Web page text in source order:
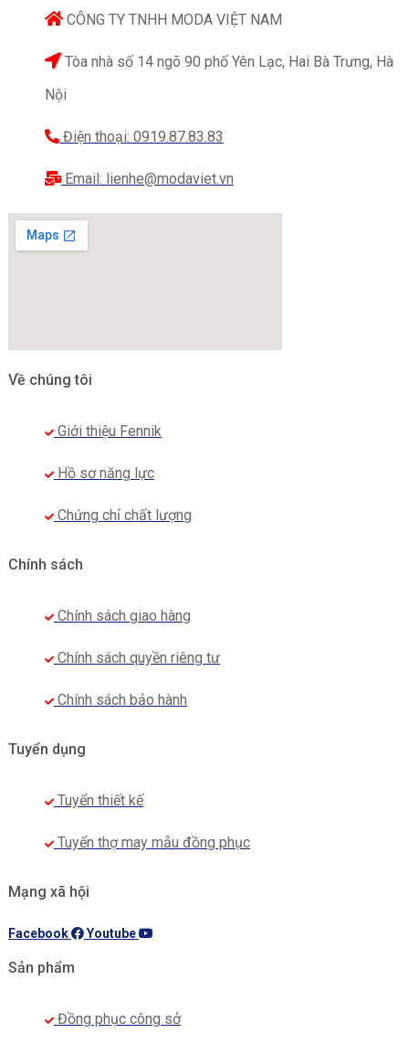
CÔNG TY TNHH MODA VIỆT NAM
Tòa nhà số 14 ngõ 90 phố Yên Lạc, Hai Bà Trưng, Hà
Nội
Điện thoại: 0919.87.83.83
Email: lienhe@modaviet.vn
Về chúng tôi
Giới thiệu Fennik
Hồ sơ năng lực
Chứng chỉ chất lượng
Chính sách
Chính sách giao hàng
Chính sách quyền riêng tư
Chính sách bảo hành
Tuyển dụng
Tuyển thiết kế
Tuyển thợ may mẫu đồng phục
Mạng xã hội
Facebook Youtube
Sản phẩm
Đồng phục công sở